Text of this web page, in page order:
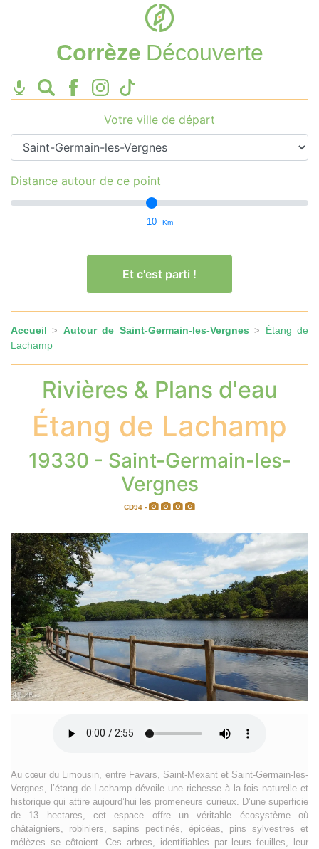
Corrèze Découverte
Votre ville de départ
Distance autour de ce point
10 Km
Et c'est parti !
Accueil > Autour de Saint-Germain-les-Vergnes > Étang de
Lachamp
Rivières & Plans d'eau
Étang de Lachamp
19330 - Saint-Germain-les-
Vergnes
CD94 -
Au cœur du Limousin, entre Favars, Saint-Mexant et Saint-Germain-les-
Vergnes, l’étang de Lachamp dévoile une richesse à la fois naturelle et
historique qui attire aujourd’hui les promeneurs curieux. D’une superficie
de 13 hectares, cet espace offre un véritable écosystème où
châtaigniers, robiniers, sapins pectinés, épicéas, pins sylvestres et
mélèzes se côtoient. Ces arbres, identifiables par leurs feuilles, leur